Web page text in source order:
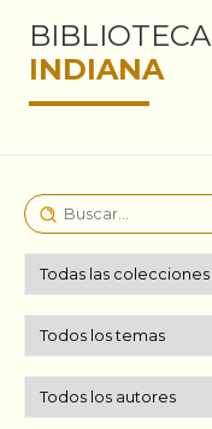
BIBLIOTECA
INDIANA